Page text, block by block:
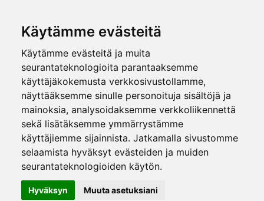
Käytämme evästeitä
Käytämme evästeitä ja muita
seurantateknologioita parantaaksemme
käyttäjäkokemusta verkkosivustollamme,
näyttääksemme sinulle personoituja sisältöjä ja
mainoksia, analysoidaksemme verkkoliikennettä
sekä lisätäksemme ymmärrystämme
käyttäjiemme sijainnista. Jatkamalla sivustomme
selaamista hyväksyt evästeiden ja muiden
seurantateknologioiden käytön.
Hyväksyn Muuta asetuksiani